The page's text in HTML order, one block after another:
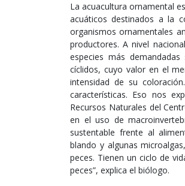
La acuacultura ornamental
acuáticos destinados a la
organismos ornamentales
productores. A nivel
especies más
cíclidos, cuyo valor en el
intensidad de su
características. Eso nos
Recursos Naturales del
en el uso de
sustentable frente al
blando y algunas
peces. Tienen un ciclo de
peces”, explica el biólogo.